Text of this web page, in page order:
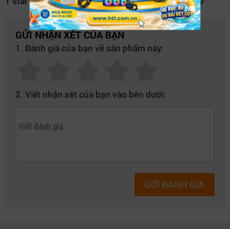
GỬI NHẬN XÉT CỦA BẠN
1. Đánh giá của bạn về sản phẩm này:
2. Viết nhận xét của bạn vào bên dưới:
GỞI ĐÁNH GIÁ